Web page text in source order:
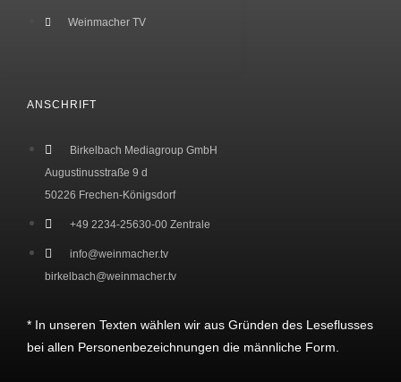
ANSCHRIFT
Birkelbach Mediagroup GmbH
Augustinusstraße 9 d
50226 Frechen-Königsdorf
+49 2234-25630-00 Zentrale
info@weinmacher.tv
birkelbach@weinmacher.tv
* In unseren Texten wählen wir aus Gründen des Leseflusses
bei allen Personenbezeichnungen die männliche Form.
Weinmacher TV